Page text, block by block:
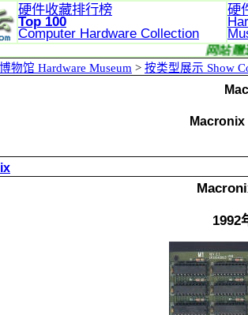
硬件收藏排行榜
Top 100
Computer Hardware Collection
硬
物馆 Hardware Museum > 按类型展示 Show
Macronix
1992